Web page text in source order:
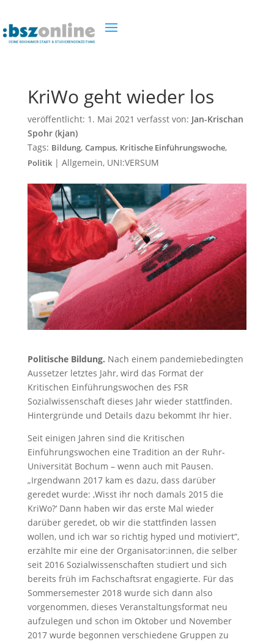
KriWo geht wieder los
veröffentlicht: 1. Mai 2021 verfasst von: Jan-Krischan
Spohr (kjan)
Tags: Bildung, Campus, Kritische Einführungswoche,
Politik| Allgemein, UNI:VERSUM
Politische Bildung. Nach einem pandemiebedingten
Aussetzer letztes Jahr, wird das Format der
Kritischen Einführungswochen des FSR
Sozialwissenschaft dieses Jahr wieder stattfinden.
Hintergründe und Details dazu bekommt Ihr hier.
Seit einigen Jahren sind die Kritischen
Einführungswochen eine Tradition an der Ruhr-
Universität Bochum – wenn auch mit Pausen.
„Irgendwann 2017 kam es dazu, dass darüber
geredet wurde: ‚Wisst ihr noch damals 2015 die
KriWo?‘ Dann haben wir das erste Mal wieder
darüber geredet, ob wir die stattfinden lassen
wollen, und ich war so richtig hyped und motiviert“,
erzählte mir eine der Organisator:innen, die selber
seit 2016 Sozialwissenschaften studiert und sich
bereits früh im Fachschaftsrat engagierte. Für das
Sommersemester 2018 wurde sich dann also
vorgenommen, dieses Veranstaltungsformat neu
aufzulegen und schon im Oktober und November
2017 wurde begonnen verschiedene Gruppen zu